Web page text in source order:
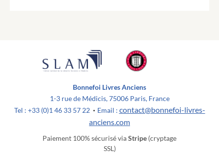
Bonnefoi Livres Anciens
1-3 rue de Médicis, 75006 Paris, France
Tel : +33 (0)1 46 33 57 22 • Email : contact@bonnefoi-livres-
anciens.com
Paiement 100% sécurisé viaStripe (cryptage
SSL)